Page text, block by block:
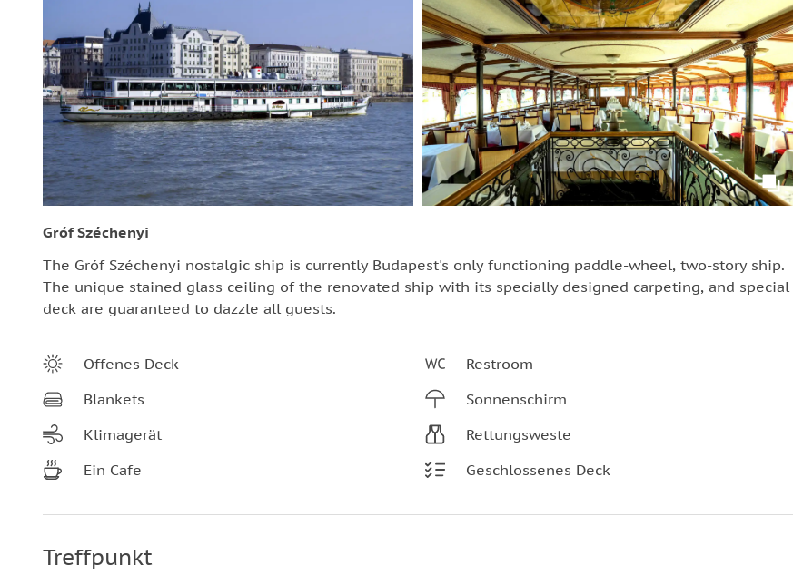
Gróf Széchenyi
The Gróf Széchenyi nostalgic ship is currently Budapest's only functioning paddle-wheel, two-story ship.
The unique stained glass ceiling of the renovated ship with its specially designed carpeting, and special
deck are guaranteed to dazzle all guests.
Offenes Deck
Blankets
Klimagerät
Ein Cafe
Restroom
Sonnenschirm
Rettungsweste
Geschlossenes Deck
Treffpunkt